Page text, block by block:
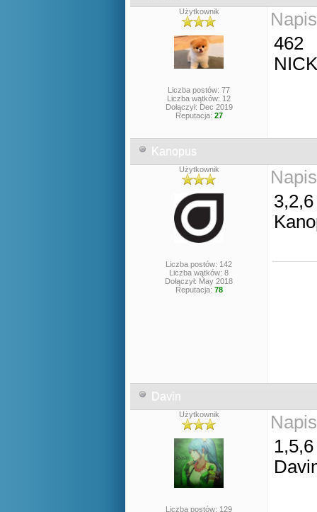
Użytkownik
Liczba postów: 77
Liczba wątków: 12
Dołączył: Dec 2019
Reputacja: 27
462
Kanopus
Użytkownik
Liczba postów: 142
Liczba wątków: 8
Dołączył: May 2018
Reputacja: 78
3,2,6
Davin
Użytkownik
Liczba postów: 129
1,5,6